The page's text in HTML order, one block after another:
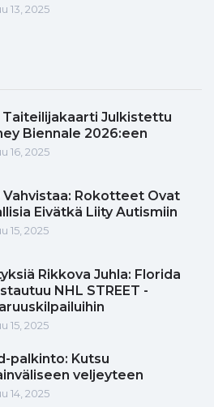
13, 2025
Taiteilijakaarti Julkistettu
Biennale 2026:een
16, 2025
Vahvistaa: Rokotteet Ovat
Eivätkä Liity Autismiin
15, 2025
Rikkova Juhla: Florida
NHL STREET -
15, 2025
palkinto: Kutsu
veljeyteen
14, 2025